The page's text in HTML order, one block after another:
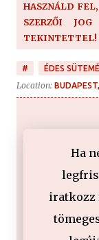
HASZNÁLD
SZERZŐI
TEKINTETTEL!
# ÉDES
Location:
Ha
iratkozz